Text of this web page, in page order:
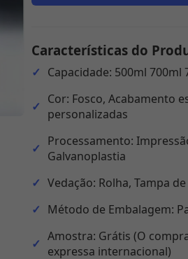
Características do
Capacidade: 500ml
Cor: Fosco, Acabamento
personalizadas
Processamento:
Galvanoplastia
Vedação: Rolha, Tampa
Método de Embalagem:
Amostra: Grátis (O
expressa internacional)